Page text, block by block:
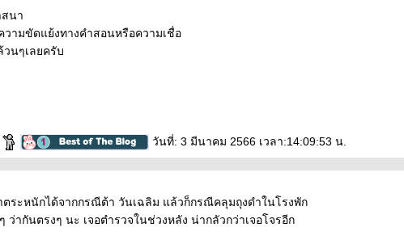
นา
วามขัดแย้งทางคำสอนหรือความเชื่อ
นๆเลยครับ
วันที่: 3 มีนาคม 2566 เวลา:14:09:53 น.
าตระหนักได้จากกรณีต้า วันเฉลิม แล้วก็กรณีคลุมถุงดำในโรงพัก
ว่ากันตรงๆ นะ เจอตำรวจในช่วงหลัง น่ากลัวกว่าเจอโจรอีก